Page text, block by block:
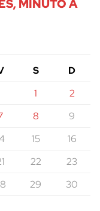
MINUTO A
S
D
1
2
8
9
15
16
22
23
29
30